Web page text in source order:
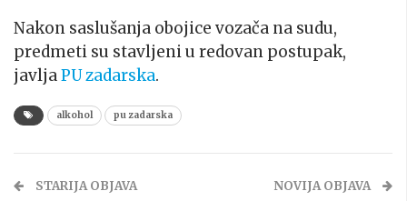
Nakon saslušanja obojice vozača na sudu,
predmeti su stavljeni u redovan postupak,
javljaPU zadarska.
alkohol pu zadarska
STARIJA OBJAVA NOVIJA OBJAVA